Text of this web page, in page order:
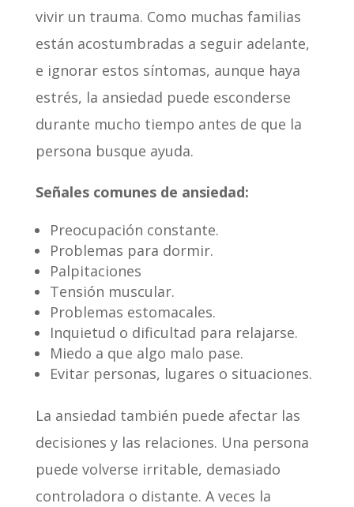
vivir un trauma. Como muchas familias
están acostumbradas a seguir adelante,
e ignorar estos síntomas, aunque haya
estrés, la ansiedad puede esconderse
durante mucho tiempo antes de que la
persona busque ayuda.
Señales comunes de ansiedad:
Preocupación constante.
Problemas para dormir.
Palpitaciones
Tensión muscular.
Problemas estomacales.
Inquietud o dificultad para relajarse.
Miedo a que algo malo pase.
Evitar personas, lugares o situaciones.
La ansiedad también puede afectar las
decisiones y las relaciones. Una persona
puede volverse irritable, demasiado
controladora o distante. A veces la